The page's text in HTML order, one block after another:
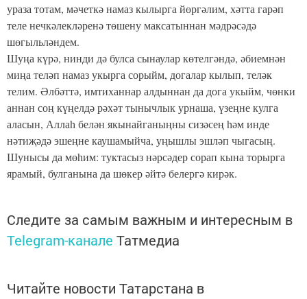
ураза тотам, мәчеткә намаз кылырга йөргәлим, хәтта гарәп
теле нечкәлекләренә төшену максатыннан мәдрәсәдә
шөгыльләндем.
Шуңа күрә, нинди дә булса сынаулар көтелгәндә, әбиемнән
миңа теләп намаз укырга сорыйм, догалар кылып, теләк
телим. Әлбәттә, имтиханнар алдыннан да дога укыйм, чөнки
аннан соң күңелдә рәхәт тынычлык урнаша, үзеңне кулга
аласын, Аллаһ белән якынайганыңны сизәсең һәм инде
нәтиҗәдә эшеңне каушамыйча, уңышлы эшләп чыгасың.
Шунысы да мөһим: туктасыз нәрсәдер сорап кына торырга
ярамый, булганына да шөкер әйтә белергә кирәк.
Следите за самым важным и интересным в
Telegram-канале Татмедиа
Читайте новости Татарстана в